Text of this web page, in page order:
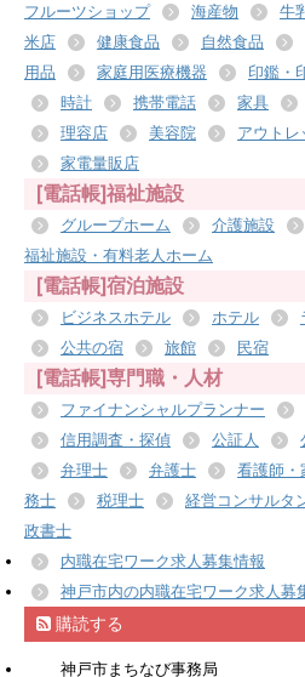
フルーツショップ
海産物 牛
米店
健康食品 自然食品
用品
家庭用医療機器 印鑑・
時計
携帯電話 家具
理容店
美容院 アウト
家電量販店
[電話帳]福祉施設
グループホーム 介護施設
福祉施設・有料老人ホーム
[電話帳]宿泊施設
ビジネスホテル ホテル
公共の宿
旅館 民宿
[電話帳]専門職・人材
ファイナンシャルプランナー
信用調査・探偵
公証人
弁理士
弁護士 看護師・
務士
税理士 経営コンサルタ
政書士
内職在宅ワーク求人募集情報
神戸市内の内職在宅ワーク求人募
購読する
神戸市まちなび事務局